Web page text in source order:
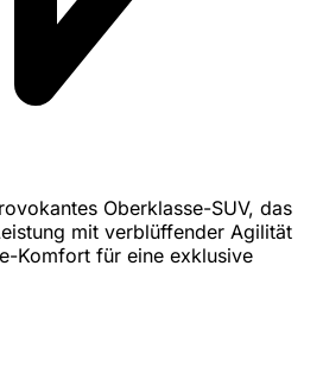
Oberklasse-SUV, das
mit verblüffender Agilität
Komfort für eine exklusive